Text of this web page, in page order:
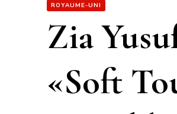
ROYAUME-UNI
Zia
«Soft